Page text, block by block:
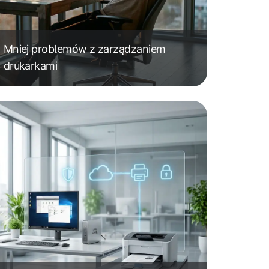
Mniej problemów z zarządzaniem
drukarkami